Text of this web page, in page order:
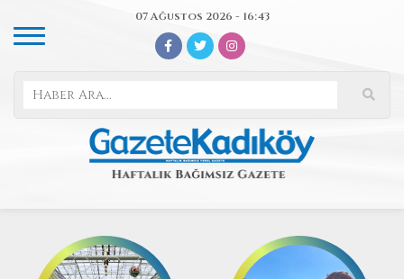
07 Ağustos 2026 - 16:43